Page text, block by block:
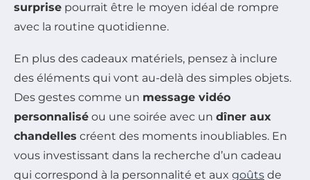
surprise pourrait être le moyen idéal de rompre
avec la routine quotidienne.
En plus des cadeaux matériels, pensez à inclure
des éléments qui vont au-delà des simples objets.
Des gestes comme un message vidéo
personnalisé ou une soirée avec un dîner aux
chandelles créent des moments inoubliables. En
vous investissant dans la recherche d’un cadeau
qui correspond à la personnalité et aux goûts de